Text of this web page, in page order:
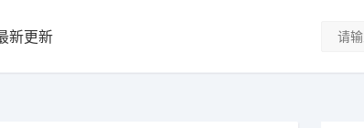
新更新